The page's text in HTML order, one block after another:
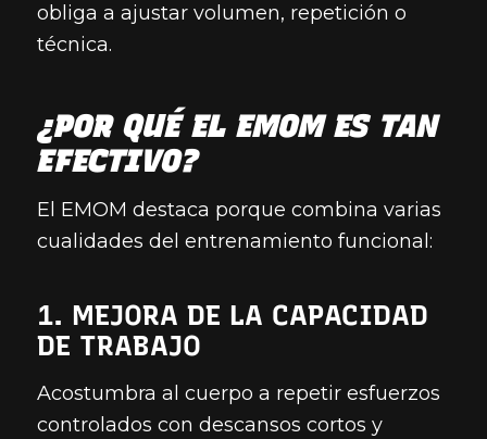
obliga a ajustar volumen, repetición o
técnica.
¿POR QUÉ EL EMOM ES TAN
EFECTIVO?
El EMOM destaca porque combina varias
cualidades del entrenamiento funcional:
1. MEJORA DE LA CAPACIDAD
DE TRABAJO
Acostumbra al cuerpo a repetir esfuerzos
controlados con descansos cortos y